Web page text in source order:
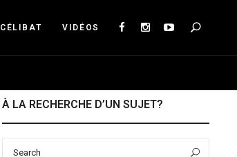
CÉLIBAT VIDÉOS
À LA RECHERCHE D’UN SUJET?